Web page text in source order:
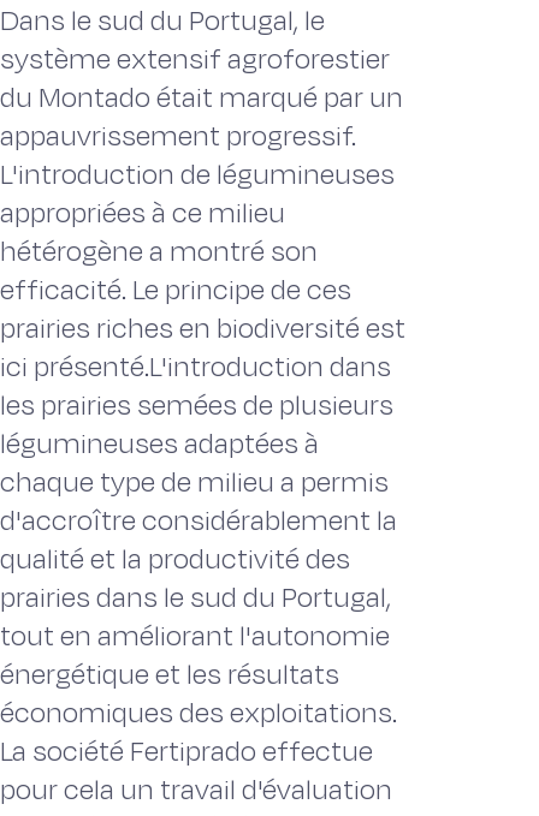
Dans le sud du Portugal, le
système extensif agroforestier
du Montado était marqué par un
appauvrissement progressif.
L'introduction de légumineuses
appropriées à ce milieu
hétérogène a montré son
efficacité. Le principe de ces
prairies riches en biodiversité est
ici présenté.L'introduction dans
les prairies semées de plusieurs
légumineuses adaptées à
chaque type de milieu a permis
d'accroître considérablement la
qualité et la productivité des
prairies dans le sud du Portugal,
tout en améliorant l'autonomie
énergétique et les résultats
économiques des exploitations.
La société Fertiprado effectue
pour cela un travail d'évaluation